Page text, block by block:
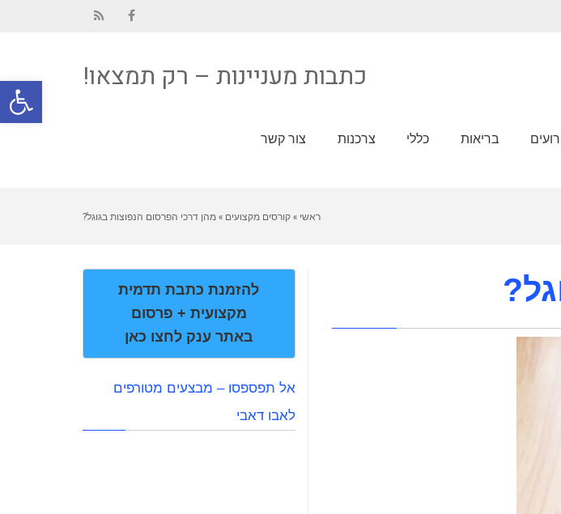
פתח כתבות מעניינות – רק תמצאו!
בריאות כללי צרכנות צור קשר
ראשי »קורסים מקצועים »מהן דרכי הפרסום הנפוצות בגוגל?
להזמנת כתבת תדמית
מקצועית + פרסום
באתר ענק לחצו כאן
אל תפספסו – מבצעים מטורפים
לאבו דאבי